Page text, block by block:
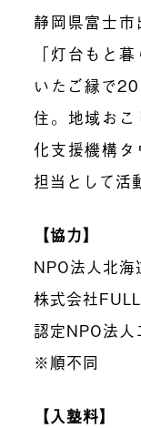
静岡県富士
「灯台もと
いたご縁で
住。地域お
化支援機構
担当として活
【協力】
NPO法人北海
株式会社
認定NPO法人
※順不同
【入塾料】